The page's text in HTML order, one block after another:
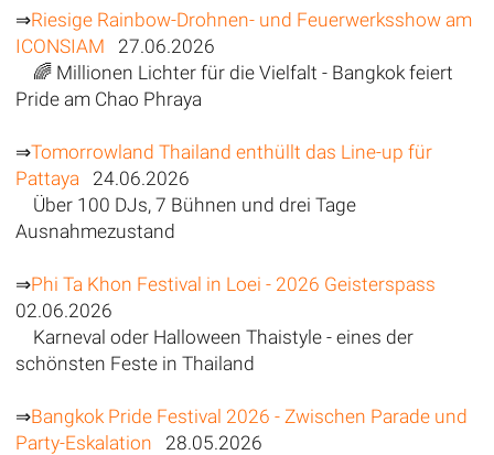
⇒Riesige Rainbow-Drohnen- und Feuerwerksshow am
ICONSIAM 27.06.2026
🌈 Millionen Lichter für die Vielfalt - Bangkok feiert
Pride am Chao Phraya
⇒Tomorrowland Thailand enthüllt das Line-up für
Pattaya 24.06.2026
Über 100 DJs, 7 Bühnen und drei Tage
Ausnahmezustand
⇒Phi Ta Khon Festival in Loei - 2026 Geisterspass
02.06.2026
Karneval oder Halloween Thaistyle - eines der
schönsten Feste in Thailand
⇒Bangkok Pride Festival 2026 - Zwischen Parade und
Party-Eskalation 28.05.2026